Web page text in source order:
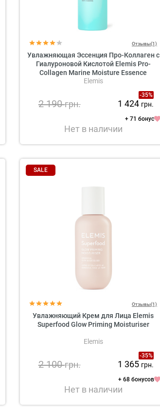
Отзывы(1)
Увлажняющая Эссенция Про-Коллаген с
Гиалуроновой Кислотой Elemis Pro-
Collagen Marine Moisture Essence
Elemis
-35%
2 190грн. 1 424 грн.
+ 71 бонус
Нет в наличии
SALE
Отзывы(1)
Увлажняющий Крем для Лица Elemis
Superfood Glow Priming Moisturiser
Elemis
-35%
2 100грн. 1 365 грн.
+ 68 бонусов
Нет в наличии